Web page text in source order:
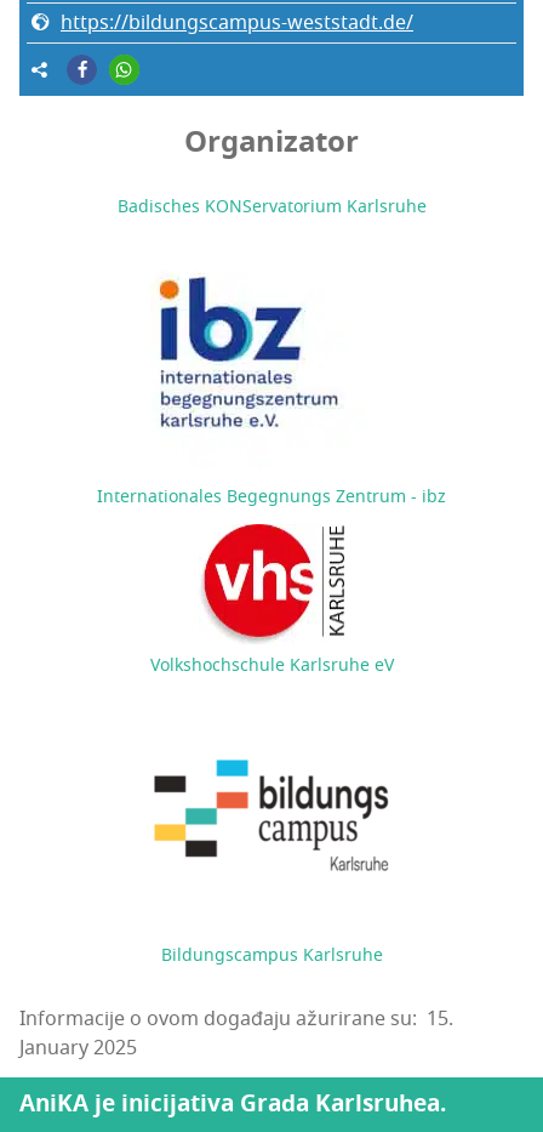
https://bildungscampus-weststadt.de/
Organizator
Badisches KONServatorium Karlsruhe
Internationales Begegnungs Zentrum - ibz
Volkshochschule Karlsruhe eV
Bildungscampus Karlsruhe
Informacije o ovom događaju ažurirane su: 15.
January 2025
AniKA je inicijativa Grada Karlsruhea.